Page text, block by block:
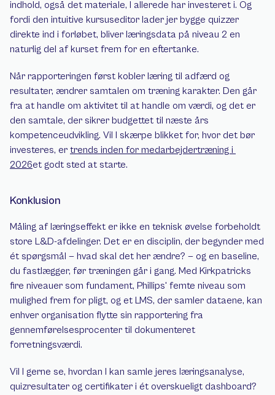
indhold, også det materiale, I allerede har investeret i. Og
fordi den intuitive kursuseditor lader jer bygge quizzer
direkte ind i forløbet, bliver læringsdata på niveau 2 en
naturlig del af kurset frem for en eftertanke.
Når rapporteringen først kobler læring til adfærd og
resultater, ændrer samtalen om træning karakter. Den går
fra at handle om aktivitet til at handle om værdi, og det er
den samtale, der sikrer budgettet til næste års
kompetenceudvikling. Vil I skærpe blikket for, hvor det bør
investeres, er trends inden for medarbejdertræning i
2026et godt sted at starte.
Konklusion
Måling af læringseffekt er ikke en teknisk øvelse forbeholdt
store L&D-afdelinger. Det er en disciplin, der begynder med
ét spørgsmål — hvad skal det her ændre? — og en baseline,
du fastlægger, før træningen går i gang. Med Kirkpatricks
fire niveauer som fundament, Phillips' femte niveau som
mulighed frem for pligt, og et LMS, der samler dataene, kan
enhver organisation flytte sin rapportering fra
gennemførelsesprocenter til dokumenteret
forretningsværdi.
Vil I gerne se, hvordan I kan samle jeres læringsanalyse,